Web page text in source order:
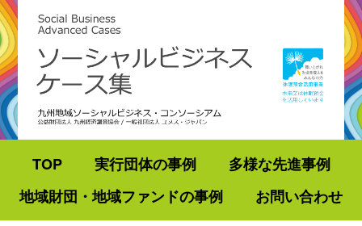
TOP 実行団体の事例
多様な先進事例
地域財団・地域ファンドの事例
お問い合わせ